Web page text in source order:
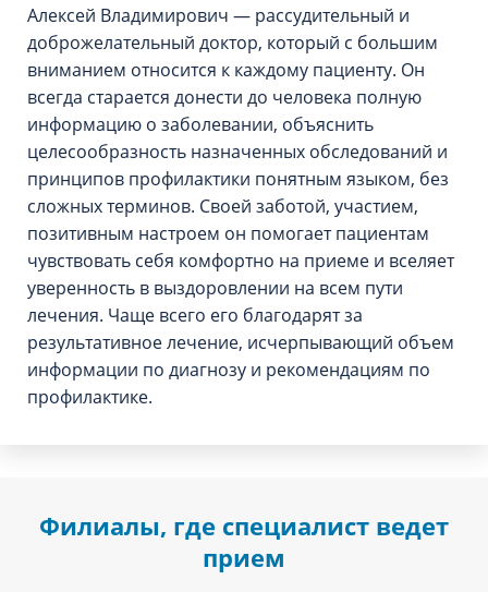
Алексей Владимирович — рассудительный и
доброжелательный доктор, который с большим
вниманием относится к каждому пациенту. Он
всегда старается донести до человека полную
информацию о заболевании, объяснить
целесообразность назначенных обследований и
принципов профилактики понятным языком, без
сложных терминов. Своей заботой, участием,
позитивным настроем он помогает пациентам
чувствовать себя комфортно на приеме и вселяет
уверенность в выздоровлении на всем пути
лечения. Чаще всего его благодарят за
результативное лечение, исчерпывающий объем
информации по диагнозу и рекомендациям по
профилактике.
Филиалы, где специалист ведет
прием